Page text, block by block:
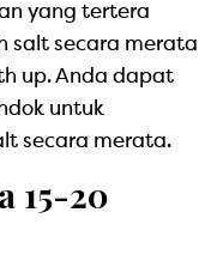
yang tertera
salt secara merata
up. Anda dapat
untuk
secara merata.
15-20